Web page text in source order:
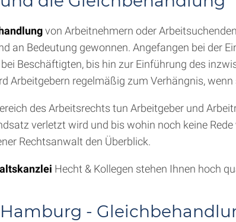
von Arbeitnehmern oder
an Bedeutung gewonnen. Angefangen bei der
Beschäftigten, bis hin zur Einführung des
Arbeitgebern regelmäßig zum Verhängnis,
des Arbeitsrechts tun Arbeitgeber und
verletzt wird und bis wohin noch keine
Rechtsanwalt den Überblick.
Hecht & Kollegen stehen Ihnen hoch
-